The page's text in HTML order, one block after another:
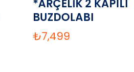
*ARÇELİK 2 KAPILI
BUZDOLABI
₺7,499